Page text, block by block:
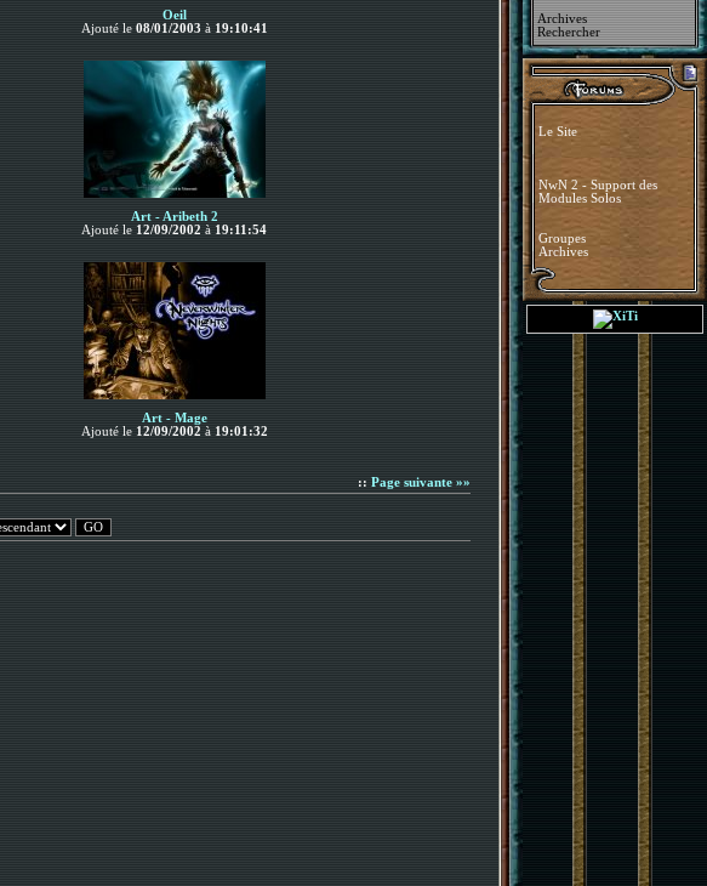
Oeil
Ajouté le 08/01/2003 à 19:10:41
Art - Aribeth 2
Ajouté le 12/09/2002 à 19:11:54
Art - Mage
Ajouté le 12/09/2002 à 19:01:32
:: Page suivante »»
Archives
Rechercher
Le Site
NwN 2 - Support des
Modules Solos
Groupes
Archives